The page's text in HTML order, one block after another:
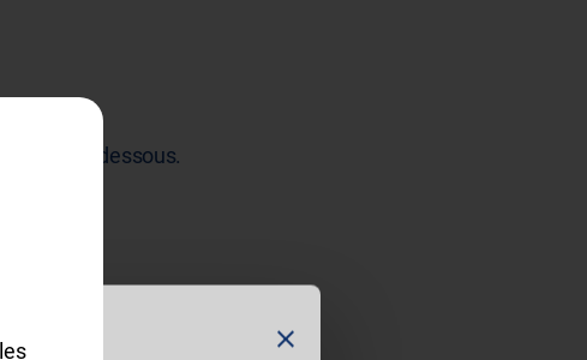
ci-dessous.